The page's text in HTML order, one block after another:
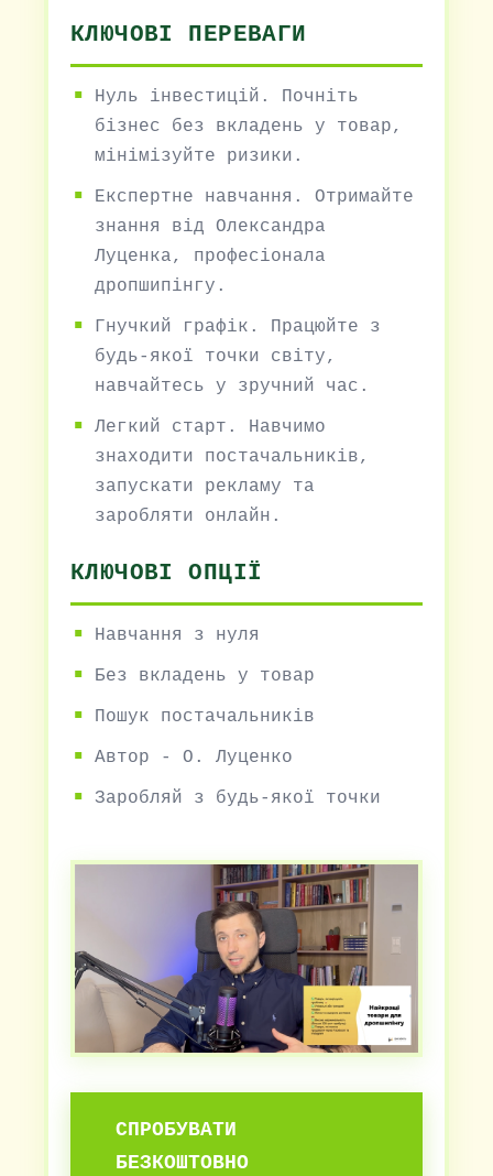
КЛЮЧОВІ ПЕРЕВАГИ
Нуль інвестицій. Почніть
бізнес без вкладень у товар,
мінімізуйте ризики.
Експертне навчання. Отримайте
знання від Олександра
Луценка, професіонала
дропшипінгу.
Гнучкий графік. Працюйте з
будь-якої точки світу,
навчайтесь у зручний час.
Легкий старт. Навчимо
знаходити постачальників,
запускати рекламу та
заробляти онлайн.
КЛЮЧОВІ ОПЦІЇ
Навчання з нуля
Без вкладень у товар
Пошук постачальників
Автор - О. Луценко
Заробляй з будь-якої точки
СПРОБУВАТИ
БЕЗКОШТОВНО